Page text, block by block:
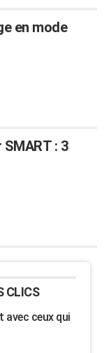
en mode
: 3
CLICS
avec ceux qui